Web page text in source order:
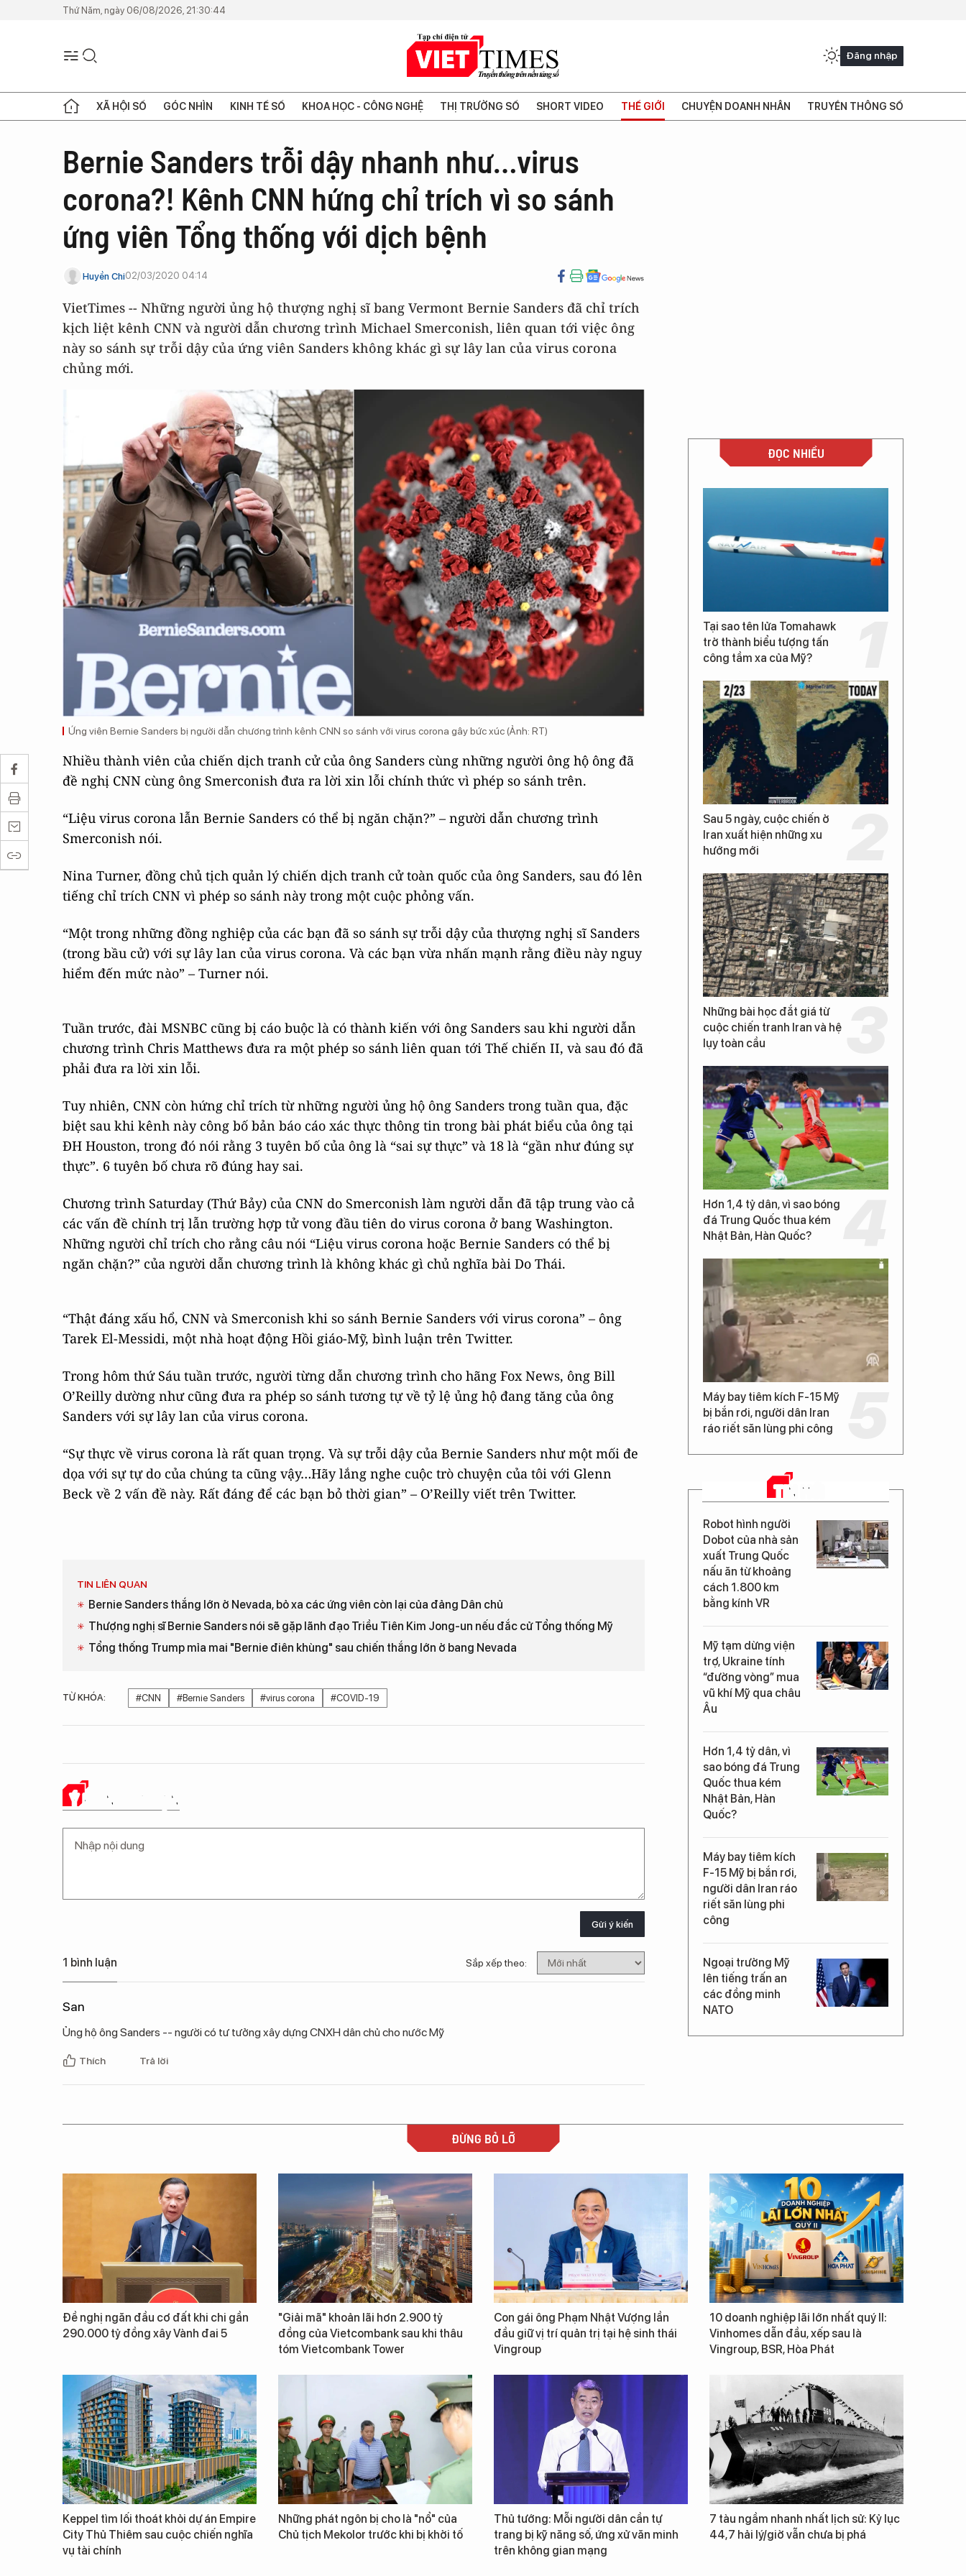
Thứ Năm, ngày 06/08/2026, 21:30:44
Đăng nhập
XÃ HỘI SỐ GÓC NHÌN KINH TẾ SỐ KHOA HỌC - CÔNG NGHỆ THỊ TRƯỜNG SỐ SHORT VIDEO THẾ GIỚI CHUYỆN DOANH NHÂN TRUYỀN THÔNG SỐ
Bernie Sanders trỗi dậy nhanh như…virus
corona?! Kênh CNN hứng chỉ trích vì so sánh
ứng viên Tổng thống với dịch bệnh
Huyền Chi02/03/2020 04:14
VietTimes -- Những người ủng hộ thượng nghị sĩ bang Vermont Bernie Sanders đã chỉ trích
kịch liệt kênh CNN và người dẫn chương trình Michael Smerconish, liên quan tới việc ông
này so sánh sự trỗi dậy của ứng viên Sanders không khác gì sự lây lan của virus corona
chủng mới.
Ứng viên Bernie Sanders bị người dẫn chương trình kênh CNN so sánh với virus corona gây bức xúc (Ảnh: RT)
Nhiều thành viên của chiến dịch tranh cử của ông Sanders cùng những người ông hộ ông đã
đề nghị CNN cùng ông Smerconish đưa ra lời xin lỗi chính thức vì phép so sánh trên.
“Liệu virus corona lẫn Bernie Sanders có thể bị ngăn chặn?” – người dẫn chương trình
Smerconish nói.
Nina Turner, đồng chủ tịch quản lý chiến dịch tranh cử toàn quốc của ông Sanders, sau đó lên
tiếng chỉ trích CNN vì phép so sánh này trong một cuộc phỏng vấn.
“Một trong những đồng nghiệp của các bạn đã so sánh sự trỗi dậy của thượng nghị sĩ Sanders
(trong bầu cử) với sự lây lan của virus corona. Và các bạn vừa nhấn mạnh rằng điều này nguy
hiểm đến mức nào” – Turner nói.
Tuần trước, đài MSNBC cũng bị cáo buộc là có thành kiến với ông Sanders sau khi người dẫn
chương trình Chris Matthews đưa ra một phép so sánh liên quan tới Thế chiến II, và sau đó đã
phải đưa ra lời xin lỗi.
Tuy nhiên, CNN còn hứng chỉ trích từ những người ủng hộ ông Sanders trong tuần qua, đặc
biệt sau khi kênh này công bố bản báo cáo xác thực thông tin trong bài phát biểu của ông tại
ĐH Houston, trong đó nói rằng 3 tuyên bố của ông là “sai sự thực” và 18 là “gần như đúng sự
thực”. 6 tuyên bố chưa rõ đúng hay sai.
Chương trình Saturday (Thứ Bảy) của CNN do Smerconish làm người dẫn đã tập trung vào cả
các vấn đề chính trị lẫn trường hợp tử vong đầu tiên do virus corona ở bang Washington.
Những người chỉ trích cho rằng câu nói “Liệu virus corona hoặc Bernie Sanders có thể bị
ngăn chặn?” của người dẫn chương trình là không khác gì chủ nghĩa bài Do Thái.
“Thật đáng xấu hổ, CNN và Smerconish khi so sánh Bernie Sanders với virus corona” – ông
Tarek El-Messidi, một nhà hoạt động Hồi giáo-Mỹ, bình luận trên Twitter.
Trong hôm thứ Sáu tuần trước, người từng dẫn chương trình cho hãng Fox News, ông Bill
O’Reilly dường như cũng đưa ra phép so sánh tương tự về tỷ lệ ủng hộ đang tăng của ông
Sanders với sự lây lan của virus corona.
“Sự thực về virus corona là rất quan trọng. Và sự trỗi dậy của Bernie Sanders như một mối đe
dọa với sự tự do của chúng ta cũng vậy…Hãy lắng nghe cuộc trò chuyện của tôi với Glenn
Beck về 2 vấn đề này. Rất đáng để các bạn bỏ thời gian” – O’Reilly viết trên Twitter.
TIN LIÊN QUAN
Bernie Sanders thắng lớn ở Nevada, bỏ xa các ứng viên còn lại của đảng Dân chủ
Thượng nghị sĩ Bernie Sanders nói sẽ gặp lãnh đạo Triều Tiên Kim Jong-un nếu đắc cử Tổng thống Mỹ
Tổng thống Trump mỉa mai "Bernie điên khùng" sau chiến thắng lớn ở bang Nevada
TỪ KHÓA: #CNN #Bernie Sanders #virus corona #COVID-19
Ý KIẾN CỦA BẠN
Gửi ý kiến
1 bình luận Sắp xếp theo:
San
Ủng hộ ông Sanders -- người có tư tưởng xây dựng CNXH dân chủ cho nước Mỹ
Thích Trả lời
ĐỌC NHIỀU
Tại sao tên lửa Tomahawk
trở thành biểu tượng tấn
công tầm xa của Mỹ?
Sau 5 ngày, cuộc chiến ở
Iran xuất hiện những xu
hướng mới
Những bài học đắt giá từ
cuộc chiến tranh Iran và hệ
lụy toàn cầu
Hơn 1,4 tỷ dân, vì sao bóng
đá Trung Quốc thua kém
Nhật Bản, Hàn Quốc?
Máy bay tiêm kích F-15 Mỹ
bị bắn rơi, người dân Iran
ráo riết săn lùng phi công
TIN MỚI
Robot hình người
Dobot của nhà sản
xuất Trung Quốc
nấu ăn từ khoảng
cách 1.800 km
bằng kính VR
Mỹ tạm dừng viện
trợ, Ukraine tính
“đường vòng” mua
vũ khí Mỹ qua châu
Âu
Hơn 1,4 tỷ dân, vì
sao bóng đá Trung
Quốc thua kém
Nhật Bản, Hàn
Quốc?
Máy bay tiêm kích
F-15 Mỹ bị bắn rơi,
người dân Iran ráo
riết săn lùng phi
công
Ngoại trưởng Mỹ
lên tiếng trấn an
các đồng minh
NATO
ĐỪNG BỎ LỠ
Đề nghị ngăn đầu cơ đất khi chi gần
290.000 tỷ đồng xây Vành đai 5
"Giải mã" khoản lãi hơn 2.900 tỷ
đồng của Vietcombank sau khi thâu
tóm Vietcombank Tower
Con gái ông Phạm Nhật Vượng lần
đầu giữ vị trí quản trị tại hệ sinh thái
Vingroup
10 doanh nghiệp lãi lớn nhất quý II:
Vinhomes dẫn đầu, xếp sau là
Vingroup, BSR, Hòa Phát
Keppel tìm lối thoát khỏi dự án Empire
City Thủ Thiêm sau cuộc chiến nghĩa
vụ tài chính
Những phát ngôn bị cho là "nổ" của
Chủ tịch Mekolor trước khi bị khởi tố
Thủ tướng: Mỗi người dân cần tự
trang bị kỹ năng số, ứng xử văn minh
trên không gian mạng
7 tàu ngầm nhanh nhất lịch sử: Kỷ lục
44,7 hải lý/giờ vẫn chưa bị phá